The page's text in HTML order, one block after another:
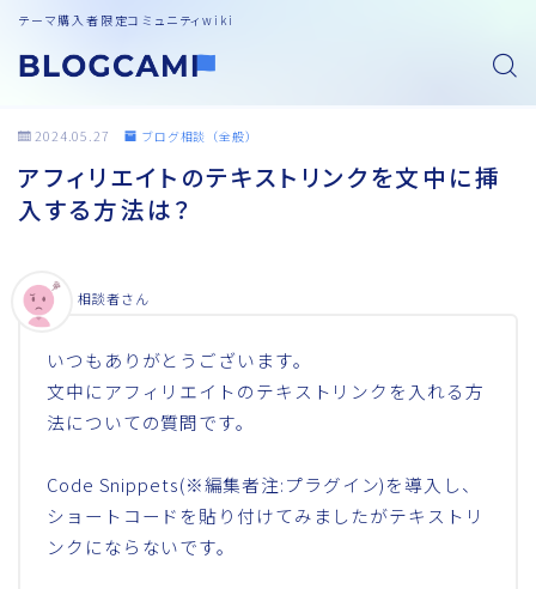
テーマ購入者限定コミュニティwiki
2024.05.27 ブログ相談（全般）
アフィリエイトのテキストリンクを文中に挿
入する方法は？
いつもありがとうございます。
文中にアフィリエイトのテキストリンクを入れる方
法についての質問です。
Code Snippets(※編集者注:プラグイン)を導入し、
ショートコードを貼り付けてみましたがテキストリ
ンクにならないです。
相談者さん